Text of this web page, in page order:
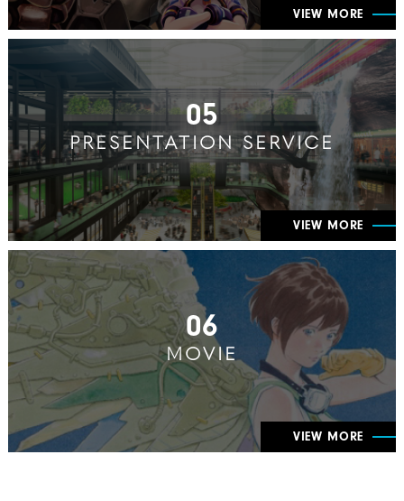
VIEW MORE
05
PRESENTATION SERVICE
VIEW MORE
06
MOVIE
VIEW MORE